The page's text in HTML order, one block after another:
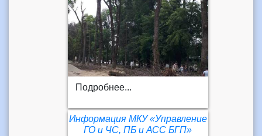
Подробнее...
Информация МКУ «Управление
ГО и ЧС, ПБ и АСС БГП»